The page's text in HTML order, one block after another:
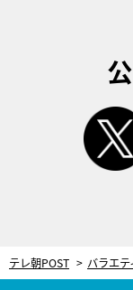
テレ朝POST バラエテ